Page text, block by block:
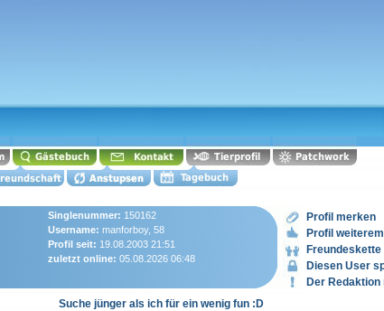
Singlenummer: 150162
Username: manforboy, 58
Profil seit: 19.08.2003 21:51
zuletzt online: 05.08.2026 06:48
Profil merken
Profil
Freundeskette
Diesen User
Der Redaktion
Suche jünger als ich für ein wenig fun :D